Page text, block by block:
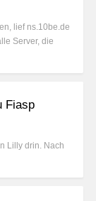
lief ns.10be.de
Server, die
Fiasp
Lilly drin. Nach